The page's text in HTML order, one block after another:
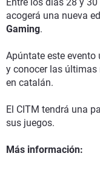
acogerá una nueva
Gaming.
Apúntate este
y conocer las últimas
en catalán.
El CITM tendrá una
sus juegos.
Más información: